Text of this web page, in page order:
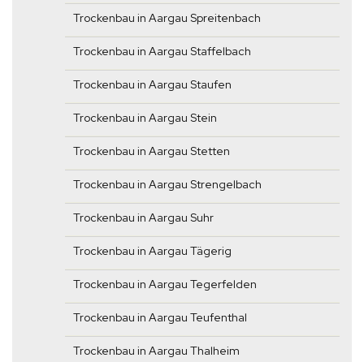
Trockenbau in Aargau Spreitenbach
Trockenbau in Aargau Staffelbach
Trockenbau in Aargau Staufen
Trockenbau in Aargau Stein
Trockenbau in Aargau Stetten
Trockenbau in Aargau Strengelbach
Trockenbau in Aargau Suhr
Trockenbau in Aargau Tägerig
Trockenbau in Aargau Tegerfelden
Trockenbau in Aargau Teufenthal
Trockenbau in Aargau Thalheim